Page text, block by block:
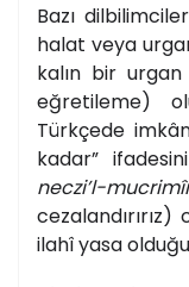
Bazı dilbilimciler
halat veya
kalın bir urgan
eğretileme)
Türkçede
kadar”
neczi’l-
ilahî yasa